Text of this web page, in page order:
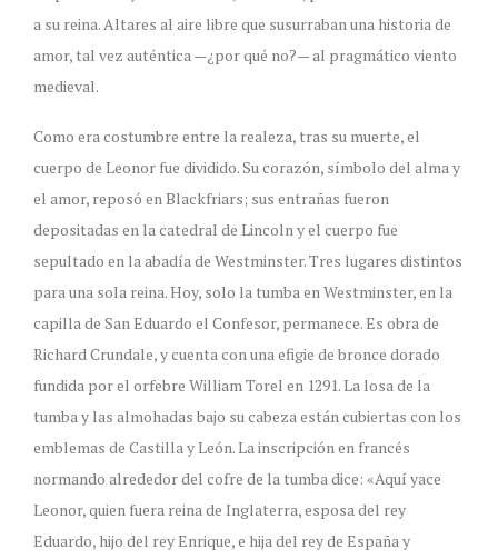
a su reina. Altares al aire libre que susurraban una historia de
amor, tal vez auténtica —¿por qué no?— al pragmático viento
medieval.
Como era costumbre entre la realeza, tras su muerte, el
cuerpo de Leonor fue dividido. Su corazón, símbolo del alma y
el amor, reposó en Blackfriars; sus entrañas fueron
depositadas en la catedral de Lincoln y el cuerpo fue
sepultado en la abadía de Westminster. Tres lugares distintos
para una sola reina. Hoy, solo la tumba en Westminster, en la
capilla de San Eduardo el Confesor, permanece. Es obra de
Richard Crundale, y cuenta con una efigie de bronce dorado
fundida por el orfebre William Torel en 1291. La losa de la
tumba y las almohadas bajo su cabeza están cubiertas con los
emblemas de Castilla y León. La inscripción en francés
normando alrededor del cofre de la tumba dice: «Aquí yace
Leonor, quien fuera reina de Inglaterra, esposa del rey
Eduardo, hijo del rey Enrique, e hija del rey de España y